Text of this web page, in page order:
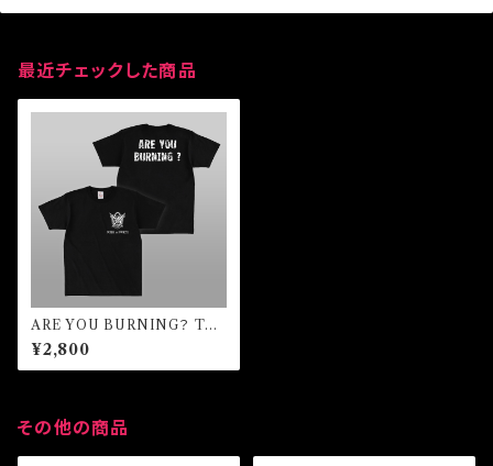
最近チェックした商品
ARE YOU BURNING？ Tシ
ャツ
¥2,800
その他の商品